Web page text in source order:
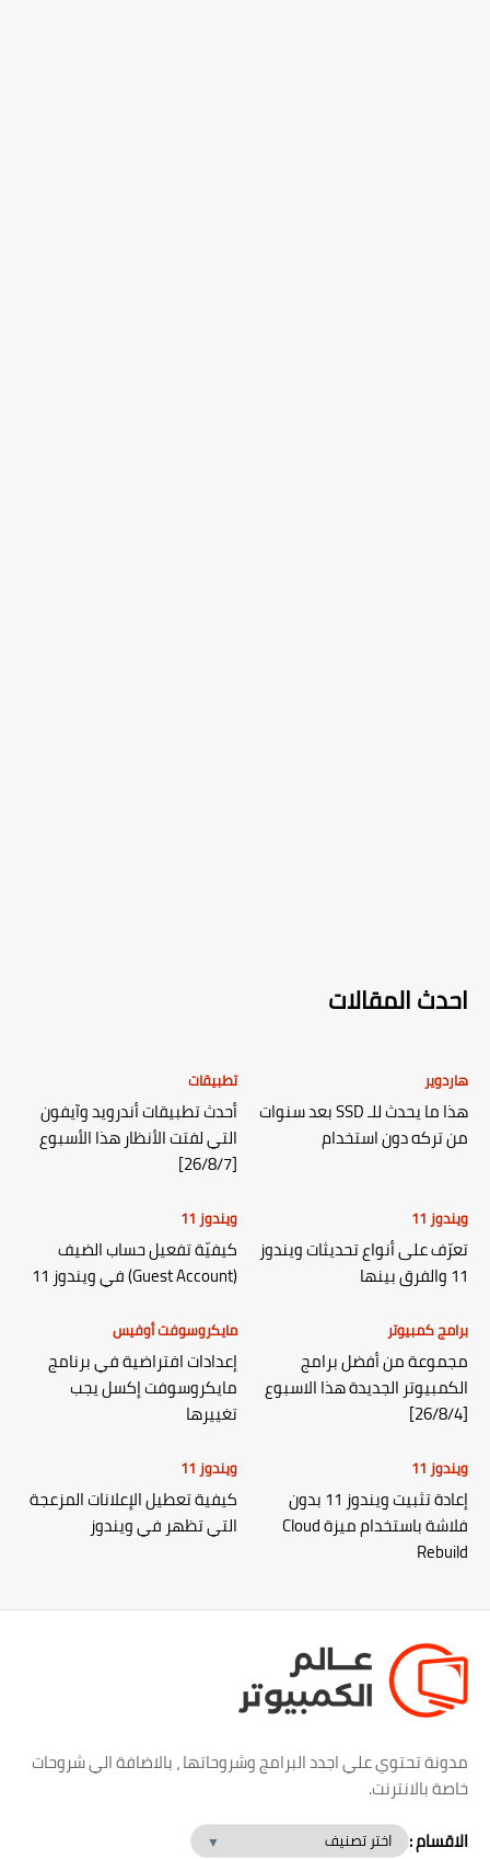
احدث المقالات
هاردوير
هذا ما يحدث للـ SSD بعد سنوات
من تركه دون استخدام
تطبيقات
أحدث تطبيقات أندرويد وآيفون
التي لفتت الأنظار هذا الأسبوع
[26/8/7]
ويندوز 11
تعرّف على أنواع تحديثات ويندوز
11 والفرق بينها
ويندوز 11
كيفيّة تفعيل حساب الضيف
(Guest Account) في ويندوز 11
برامج كمبيوتر
مجموعة من أفضل برامج
الكمبيوتر الجديدة هذا الاسبوع
[26/8/4]
مايكروسوفت أوفيس
إعدادات افتراضية في برنامج
مايكروسوفت إكسل يجب
تغييرها
ويندوز 11
إعادة تثبيت ويندوز 11 بدون
فلاشة باستخدام ميزة Cloud
Rebuild
ويندوز 11
كيفية تعطيل الإعلانات المزعجة
التي تظهر في ويندوز
مدونة تحتوي علي اجدد البرامج وشروحاتها ، بالاضافة الي شروحات
خاصة بالانترنت.
الاقسام :